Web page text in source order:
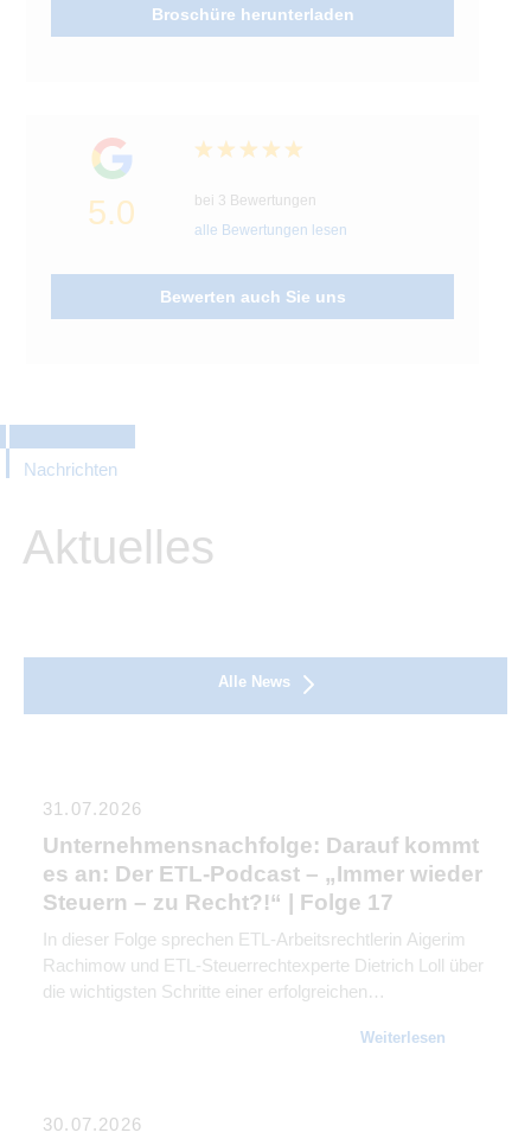
Broschüre herunterladen
5.0
bei 3 Bewertungen
alle Bewertungen lesen
Bewerten auch Sie uns
Nachrichten
Aktuelles
Alle News
31.07.2026
Unternehmensnachfolge: Darauf kommt
es an: Der ETL-Podcast – „Immer wieder
Steuern – zu Recht?!“ | Folge 17
In dieser Folge sprechen ETL-Arbeitsrechtlerin Aigerim
Rachimow und ETL-Steuerrechtexperte Dietrich Loll über
die wichtigsten Schritte einer erfolgreichen
Kommunikation genauso wichtig ist wie rechtliche und
Weiterlesen
30.07.2026